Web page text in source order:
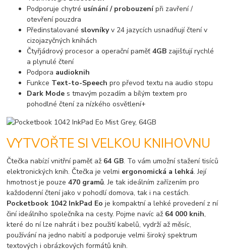
Podporuje chytré usínání / probouzenípři zavření /
otevření pouzdra
Předinstalované slovníkyv 24 jazycích usnadňují čtení v
cizojazyčných knihách
Čtyřjádrový procesor a operační paměť4GB zajišťují rychlé
a plynulé čtení
Podpora audioknih
Funkce Text-to-Speech pro převod textu na audio stopu
Dark Mode s tmavým pozadím a bílým textem pro
pohodlné čtení za nízkého osvětlení+
VYTVOŘTE SI VELKOU KNIHOVNU
Čtečka nabízí vnitřní paměť až 64 GB. To vám umožní stažení tisíců
elektronických knih. Čtečka je velmi ergonomická a lehká. Její
hmotnost je pouze470 gramů. Je tak ideálním zařízením pro
každodenní čtení jako v pohodlí domova, tak i na cestách.
Pocketbook 1042 InkPad Eoje kompaktní a lehké provedení z ní
činí ideálního společníka na cesty. Pojme navíc až 64 000 knih,
které do ní lze nahrát i bez použití kabelů, vydrží až měsíc,
používání na jedno nabití a podporuje velmi široký spektrum
textových i obrázkových formátů knih.